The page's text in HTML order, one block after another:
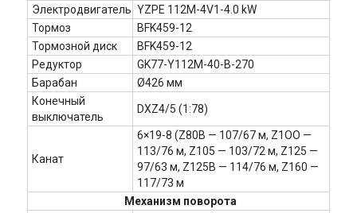
Электродвигатель YZPE 112M-4V1-4.0 kW
Тормоз
BFK459-12
Тормозной диск
BFK459-12
Редуктор
GK77-Y112M-40-B-270
Барабан
Ø426 мм
Конечный
выключатель
DXZ4/5 (1:78)
Канат
6×19-8 (Z80B — 107/67 м, Z1OO —
113/76 м, Z105 — 103/72 м, Z125 —
97/63 м, Z125B — 114/76 м, Z160 —
117/73 м
Механизм поворота